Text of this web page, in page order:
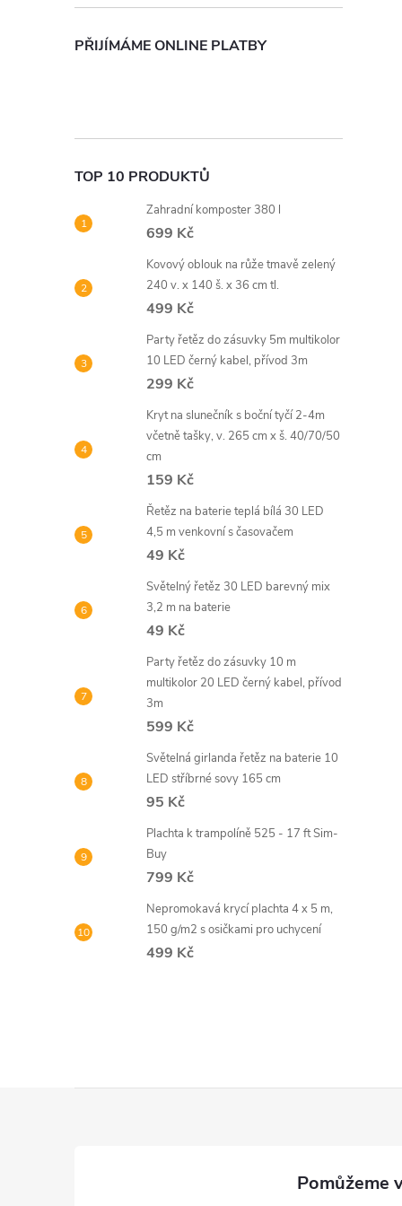
PŘIJÍMÁME ONLINE PLATBY
TOP 10 PRODUKTŮ
Zahradní komposter 380 l
699 Kč
Kovový oblouk na růže tmavě zelený
240 v. x 140 š. x 36 cm tl.
499 Kč
Party řetěz do zásuvky 5m multikolor
10 LED černý kabel, přívod 3m
299 Kč
Kryt na slunečník s boční tyčí 2-4m
včetně tašky, v. 265 cm x š. 40/70/50
cm
159 Kč
Řetěz na baterie teplá bílá 30 LED
4,5 m venkovní s časovačem
49 Kč
Světelný řetěz 30 LED barevný mix
3,2 m na baterie
49 Kč
Party řetěz do zásuvky 10 m
multikolor 20 LED černý kabel, přívod
3m
599 Kč
Světelná girlanda řetěz na baterie 10
LED stříbrné sovy 165 cm
95 Kč
Plachta k trampolíně 525 - 17 ft Sim-
Buy
799 Kč
Nepromokavá krycí plachta 4 x 5 m,
150 g/m2 s osičkami pro uchycení
499 Kč